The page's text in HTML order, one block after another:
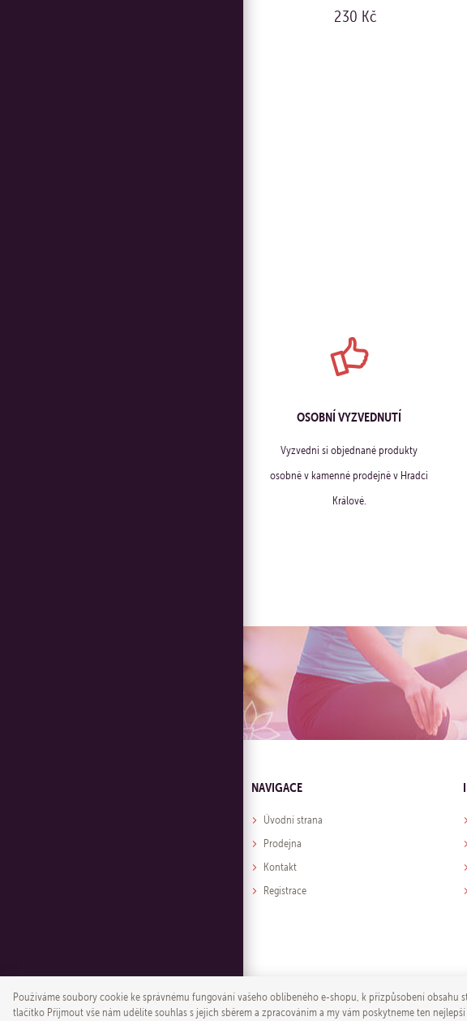
230 Kč
OSOBNÍ VYZVEDNUTÍ
Vyzvedni si objednané produkty
osobně v kamenné prodejně v Hradci
Králové.
NAVIGACE
Úvodní strana
Prodejna
Kontakt
Registrace
Používáme soubory cookie ke správnému fungování vašeho oblíbeného e-shopu, k přizpůsobení
tlačítko Přijmout vše nám udělíte souhlas s jejich sběrem a zpracováním a my vám poskytneme ten